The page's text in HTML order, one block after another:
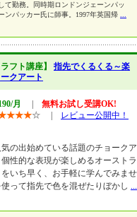
て勤務。同時期ロンドンジェーンパッ
ンパッカー氏に師事。1997年英国帰
フト講座】 指先でくるくる～楽
クアート
月
無料お試し受講OK!
★★★☆ レビュー公開中！
の出始めている話題のチョークア
性的な表現が楽しめるオーストラ
いち早く、お手軽に学んでみませ
って指先で色を混ぜたりぼかし ...